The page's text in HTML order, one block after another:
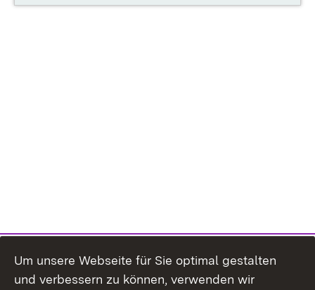
Um unsere Webseite für Sie optimal gestalten
und verbessern zu können, verwenden wir